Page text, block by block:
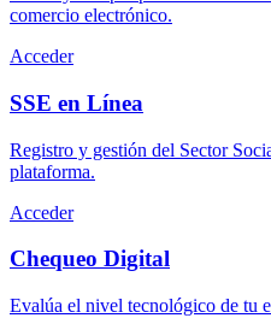
comercio electrónico.
Acceder
SSE en Línea
Registro y gestión del Sector
plataforma.
Acceder
Chequeo Digital
Evalúa el nivel tecnológico de tu